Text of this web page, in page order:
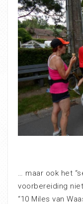
… maar ook het
voorbereiding
“10 Miles van